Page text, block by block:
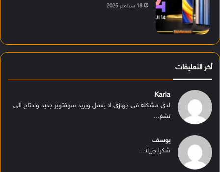
18 سبتمبر 2025
أخر التعليقات
Karla
لدي مشكله في جهازي لا يعمل ويريد سوفتوير جديد واحتاج الى
تشغ...
يوسف
شكرا جزيلا...